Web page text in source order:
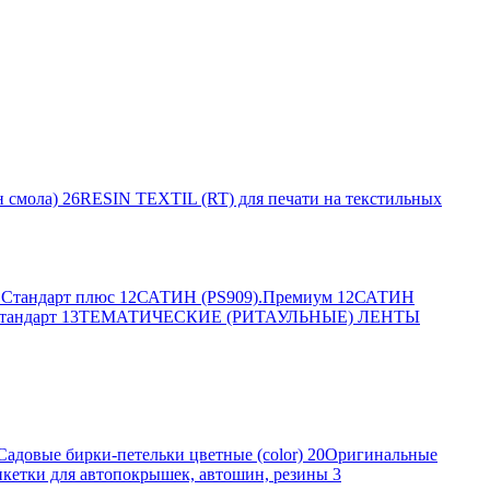
смола) 26RESIN TEXTIL (RT) для печати на текстильных
плюс 12САТИН (PS909).Премиум 12САТИН
13ТЕМАТИЧЕСКИЕ (РИТАУЛЬНЫЕ) ЛЕНТЫ
бирки-петельки цветные (color) 20Оригинальные
для автопокрышек, автошин, резины 3